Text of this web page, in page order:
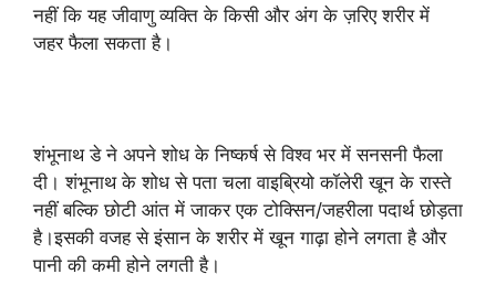
नहीं कि यह जीवाणु व्यक्ति के किसी और अंग के ज़रिए शरीर में
जहर फैला सकता है।
शंभूनाथ डे ने अपने शोध के निष्कर्ष से विश्व भर में सनसनी फैला
दी। शंभूनाथ के शोध से पता चला वाइब्रियो कॉलेरी खून के रास्ते
नहीं बल्कि छोटी आंत में जाकर एक टोक्सिन/जहरीला पदार्थ छोड़ता
है।इसकी वजह से इंसान के शरीर में खून गाढ़ा होने लगता है और
पानी की कमी होने लगती है।